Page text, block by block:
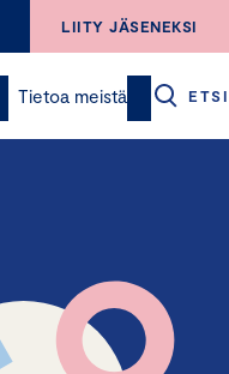
LIITY JÄSENEKSI
Tietoa meistä ETSI